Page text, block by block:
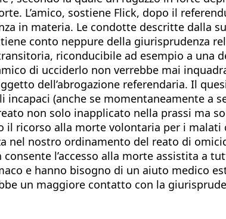
L’amico, sostiene Flick, dopo il
in materia. Le condotte descritte dalla
conto neppure della giurisprudenza
riconducibile ad esempio a una
di ucciderlo non verrebbe mai
dell’abrogazione referendaria. Il
(anche se momentaneamente a
non solo inapplicato nella prassi ma
il ricorso alla morte volontaria per i malati
nel nostro ordinamento del reato di
l’accesso alla morte assistita a
e hanno bisogno di un aiuto medico
un maggiore contatto con la